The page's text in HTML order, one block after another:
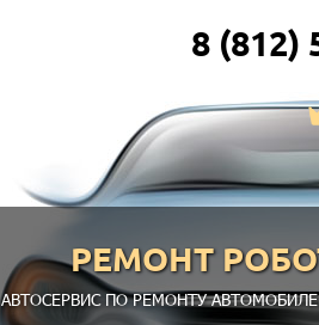
8 (812)
РЕМОНТ
АВТОСЕРВИС ПО РЕМОНТУ АВТОМОБИЛЕЙ